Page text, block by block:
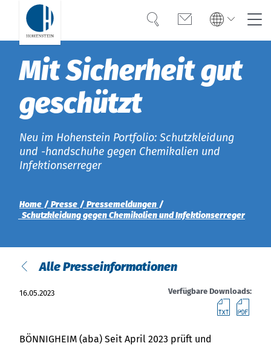
Global
English Deutsch
Americas
SucheKontakt
Global
English Deutsch
Türkiye
Americas
English
Bangladesh
Kompetenz
Wissen
Lösungen
Über uns
Aktuelles
Home Presse
Pressemeldungen
Schutzkleidung gegen Chemikalien und Infektionserreger
Mit Sicherheit gut
geschützt
Neu im Hohenstein Portfolio: Schutzkleidung
und -handschuhe gegen Chemikalien und
Infektionserreger
Alle Presseinformationen
16.05.2023 Verfügbare Downloads:
BÖNNIGHEIM (aba) Seit April 2023 prüft und